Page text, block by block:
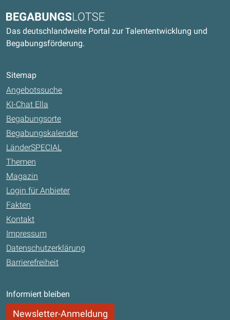
Begabungslotse
Das deutschlandweite Portal zur Talententwicklung und
Begabungsförderung.
Sitemap
Angebotssuche
KI-Chat Ella
Begabungsorte
Begabungskalender
LänderSPECIAL
Themen
Magazin
Login für Anbieter
Fakten
Kontakt
Impressum
Datenschutzerklärung
Barrierefreiheit
Informiert bleiben
Newsletter-Anmeldung